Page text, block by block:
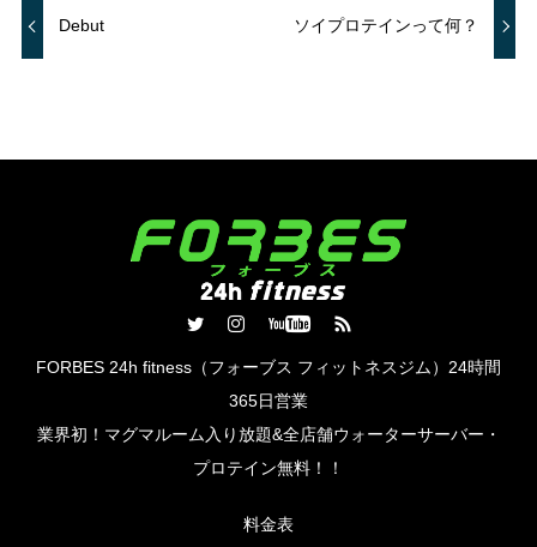
Debut ソイプロテインって何？
FORBES 24h fitness（フォーブス フィットネスジム）24時間
365日営業
業界初！マグマルーム入り放題&全店舗ウォーターサーバー・
プロテイン​無料！！
料金表